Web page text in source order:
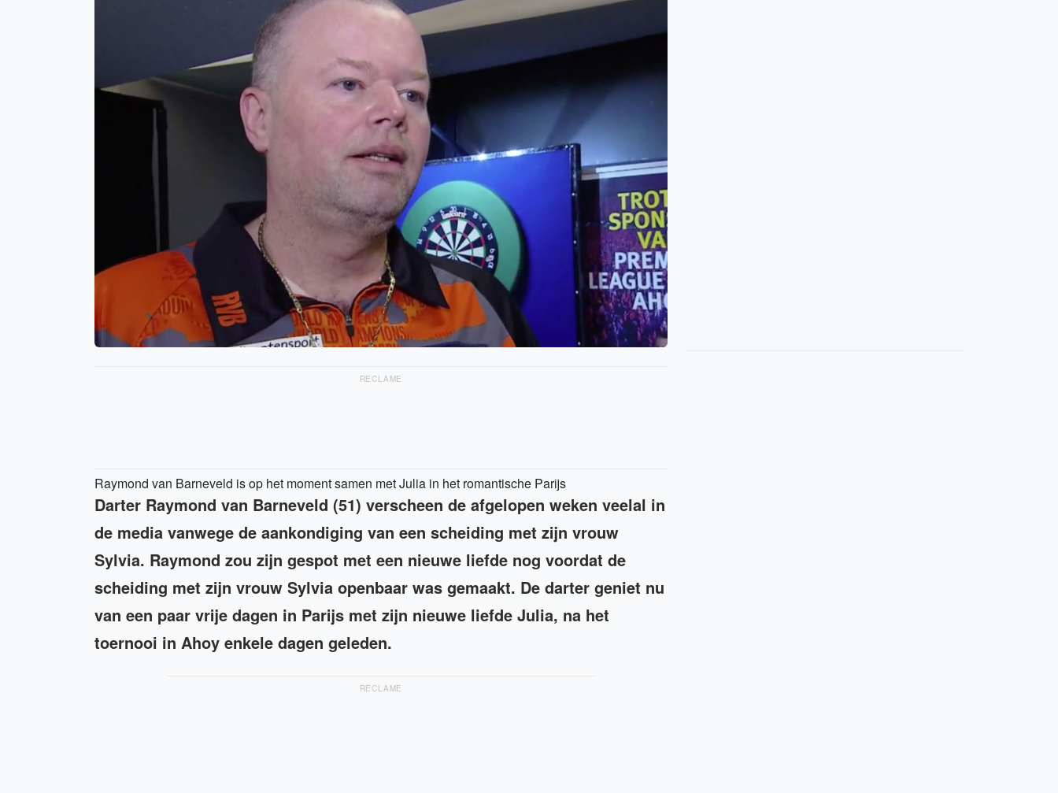
RECLAME
Raymond van Barneveld is op het moment samen met Julia in het romantische Parijs
Darter Raymond van Barneveld (51) verscheen de afgelopen weken veelal in
de media vanwege de aankondiging van een scheiding met zijn vrouw
Sylvia. Raymond zou zijn gespot met een nieuwe liefde nog voordat de
scheiding met zijn vrouw Sylvia openbaar was gemaakt. De darter geniet nu
van een paar vrije dagen in Parijs met zijn nieuwe liefde Julia, na het
toernooi in Ahoy enkele dagen geleden.
RECLAME